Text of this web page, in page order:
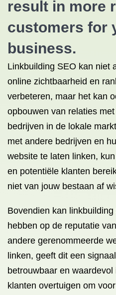
result in more
customers for
business.
Linkbuilding SEO kan niet
online zichtbaarheid en
verbeteren, maar het kan
opbouwen van relaties
bedrijven in de lokale
met andere bedrijven en
website te laten linken,
en potentiële klanten
niet van jouw bestaan af
Bovendien kan
hebben op de reputatie
andere gerenommeerde
linken, geeft dit een
betrouwbaar en
klanten overtuigen om